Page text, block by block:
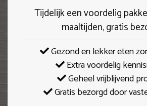
Tijdelijk een voordelig
maaltijden, gratis
Gezond en lekker eten
Extra voordelig
Geheel vrijblijvend
Gratis bezorgd door